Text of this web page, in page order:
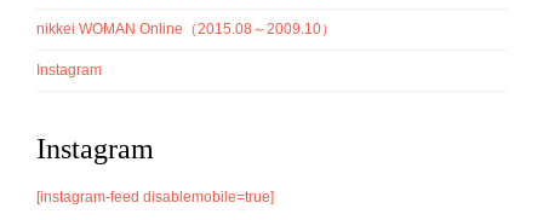
nikkei WOMAN Online（2015.08～2009.10）
Instagram
Instagram
[instagram-feed disablemobile=true]